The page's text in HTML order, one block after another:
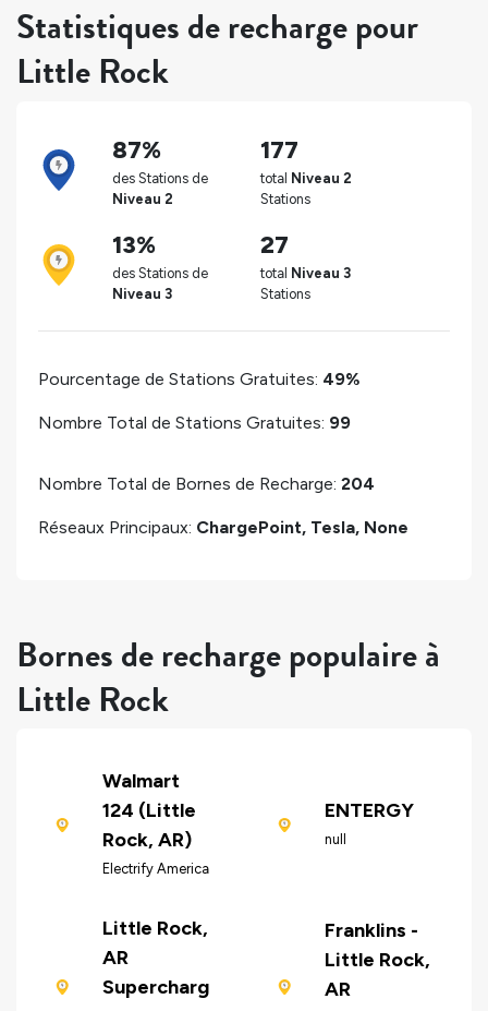
Statistiques de recharge pour
Little Rock
87%
des Stations de
Niveau 2
177
total Niveau 2
Stations
13%
des Stations de
Niveau 3
27
total Niveau 3
Stations
Pourcentage de Stations Gratuites: 49%
Nombre Total de Stations Gratuites: 99
Nombre Total de Bornes de Recharge: 204
Réseaux Principaux: ChargePoint, Tesla, None
Bornes de recharge populaire à
Little Rock
Walmart
124 (Little
Rock, AR)
Electrify America
ENTERGY
null
Little Rock,
AR
Supercharg
Franklins -
Little Rock,
AR